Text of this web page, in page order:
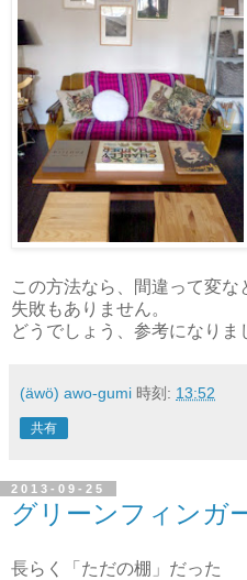
この方法なら、間違って変な
失敗もありません。
どうでしょう、参考になり
(äwö) awo-gumi 時刻: 13:52
共有
2013-09-25
グリーンフィンガ
長らく「ただの棚」だった